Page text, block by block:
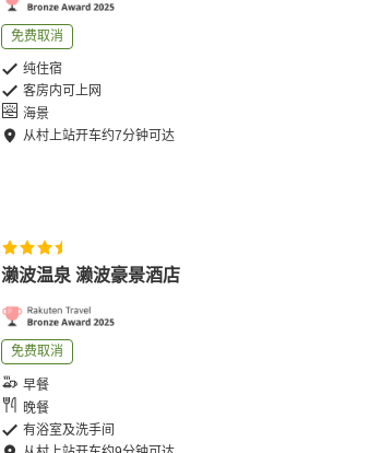
免费取消
纯住宿
客房内可上网
海景
从村上站开车约7分钟可达
濑波温泉 濑波豪景酒店
免费取消
早餐
晚餐
有浴室及洗手间